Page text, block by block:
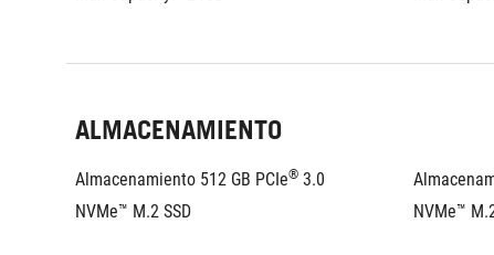
ALMACENAMIENTO
Almacenamiento 512 GB PCIe® 3.0
NVMe™ M.2 SSD
NVMe™